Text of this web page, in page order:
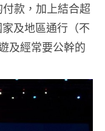
款，加上結合超
及地區通行（不
及經常要公幹的